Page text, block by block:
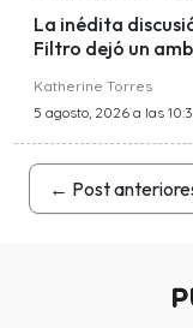
La inédita
Filtro dejó un
Katherine Torres
5 agosto, 2026 a las
← Post